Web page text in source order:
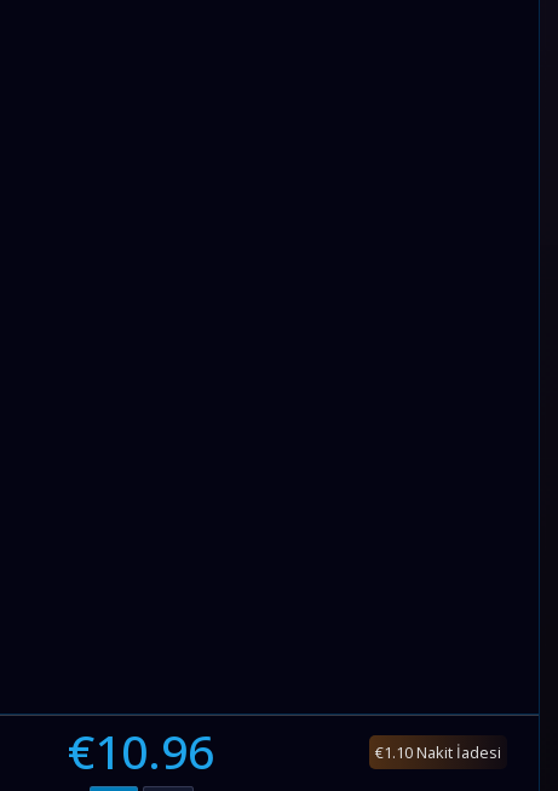
€10.96 €1.10 Nakit İadesi